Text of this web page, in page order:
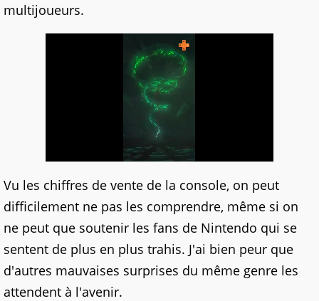
multijoueurs.
Vu les chiffres de vente de la console, on peut
difficilement ne pas les comprendre, même si on
ne peut que soutenir les fans de Nintendo qui se
sentent de plus en plus trahis. J'ai bien peur que
d'autres mauvaises surprises du même genre les
attendent à l'avenir.